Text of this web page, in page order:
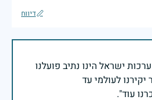
דיווח
ישראל הינו נתיב פועלנו